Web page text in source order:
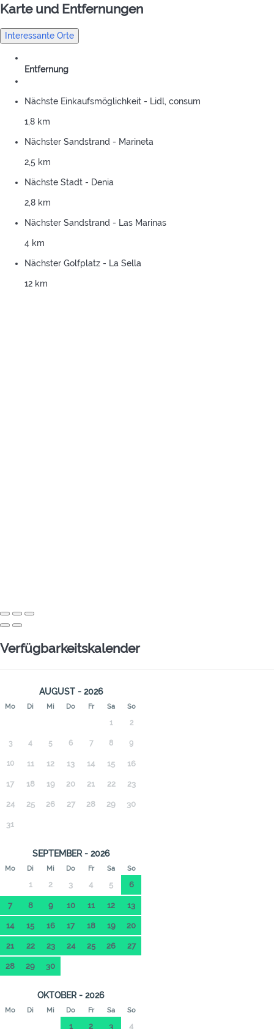
Karte und Entfernungen
Interessante Orte
Entfernung
Nächste Einkaufsmöglichkeit - Lidl, consum
1,8 km
Nächster Sandstrand - Marineta
2,5 km
Nächste Stadt - Denia
2,8 km
Nächster Sandstrand - Las Marinas
4 km
Nächster Golfplatz - La Sella
12 km
Verfügbarkeitskalender
AUGUST - 2026
Mo Di Mi Do Fr Sa So
1 2
3 4 5 6 7 8 9
10 11 12 13 14 15 16
17 18 19 20 21 22 23
24 25 26 27 28 29 30
31
SEPTEMBER - 2026
Mo Di Mi Do Fr Sa So
1 2 3 4 5 6
7 8 9 10 11 12 13
14 15 16 17 18 19 20
21 22 23 24 25 26 27
28 29 30
OKTOBER - 2026
Mo Di Mi Do Fr Sa So
1 2 3 4